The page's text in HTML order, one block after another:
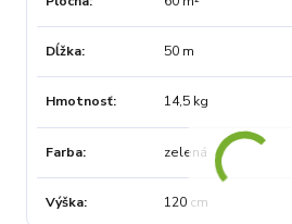
Dĺžka 50 m
Hmotnosť 14,5 kg
Farba zelená
Výška 120 cm